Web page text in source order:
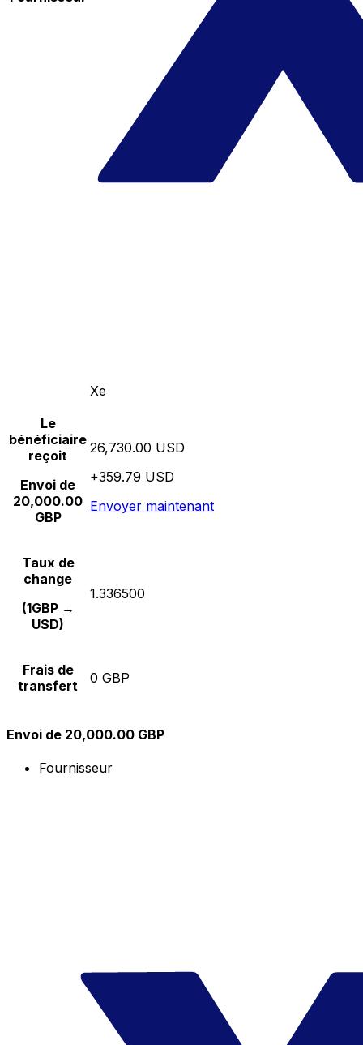
Xe
Le
bénéficiaire
reçoit
Envoi de
20,000.00
GBP
26,730.00 USD
+359.79 USD
Envoyer maintenant
Taux de
change
(1GBP →
USD)
1.336500
Frais de
transfert
0 GBP
Envoi de 20,000.00 GBP
Fournisseur